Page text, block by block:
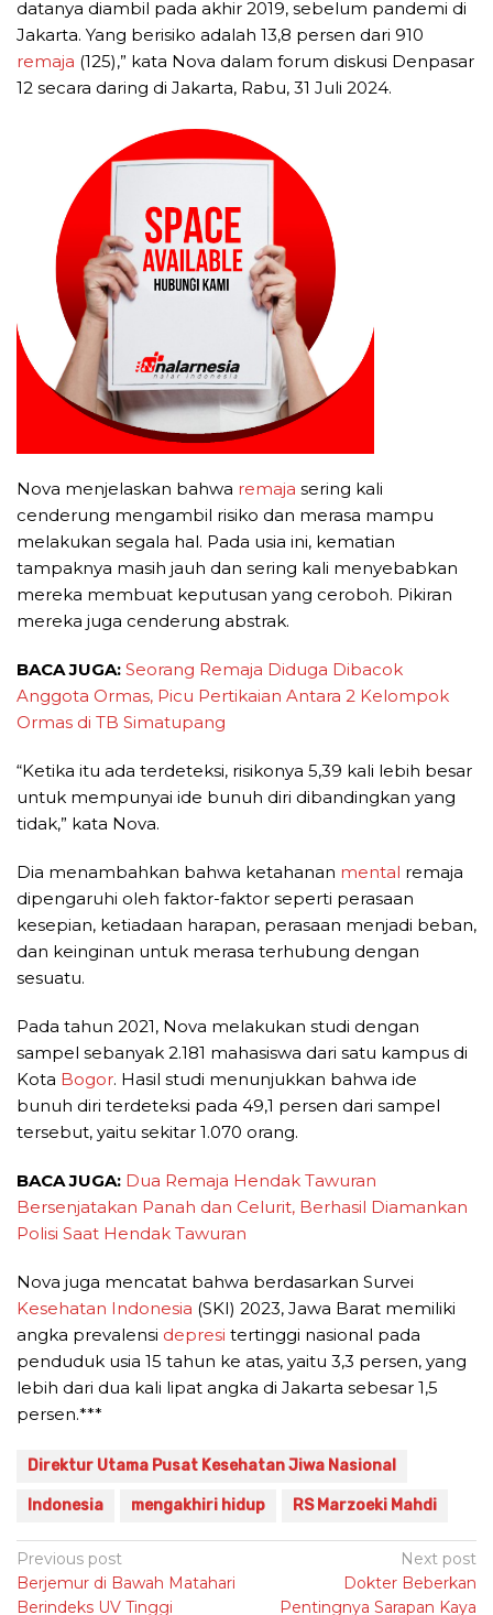
datanya diambil pada akhir 2019, sebelum pandemi di
Jakarta. Yang berisiko adalah 13,8 persen dari 910
remaja (125),” kata Nova dalam forum diskusi Denpasar
12 secara daring di Jakarta, Rabu, 31 Juli 2024.
Nova menjelaskan bahwa remaja sering kali
cenderung mengambil risiko dan merasa mampu
melakukan segala hal. Pada usia ini, kematian
tampaknya masih jauh dan sering kali menyebabkan
mereka membuat keputusan yang ceroboh. Pikiran
mereka juga cenderung abstrak.
BACA JUGA: Seorang Remaja Diduga Dibacok
Anggota Ormas, Picu Pertikaian Antara 2 Kelompok
Ormas di TB Simatupang
“Ketika itu ada terdeteksi, risikonya 5,39 kali lebih besar
untuk mempunyai ide bunuh diri dibandingkan yang
tidak,” kata Nova.
Dia menambahkan bahwa ketahanan mental remaja
dipengaruhi oleh faktor-faktor seperti perasaan
kesepian, ketiadaan harapan, perasaan menjadi beban,
dan keinginan untuk merasa terhubung dengan
sesuatu.
Pada tahun 2021, Nova melakukan studi dengan
sampel sebanyak 2.181 mahasiswa dari satu kampus di
Kota Bogor. Hasil studi menunjukkan bahwa ide
bunuh diri terdeteksi pada 49,1 persen dari sampel
tersebut, yaitu sekitar 1.070 orang.
BACA JUGA: Dua Remaja Hendak Tawuran
Bersenjatakan Panah dan Celurit, Berhasil Diamankan
Polisi Saat Hendak Tawuran
Nova juga mencatat bahwa berdasarkan Survei
Kesehatan Indonesia (SKI) 2023, Jawa Barat memiliki
angka prevalensi depresi tertinggi nasional pada
penduduk usia 15 tahun ke atas, yaitu 3,3 persen, yang
lebih dari dua kali lipat angka di Jakarta sebesar 1,5
persen.***
Direktur Utama Pusat Kesehatan Jiwa Nasional
Indonesia mengakhiri hidup RS Marzoeki Mahdi
Post
navigation
Previous post
Berjemur di Bawah Matahari
Berindeks UV Tinggi
Next post
Dokter Beberkan
Pentingnya Sarapan Kaya